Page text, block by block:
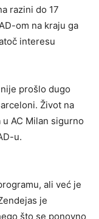
razini do 17
om na kraju ga
interesu
prošlo dugo
Život na
AC Milan sigurno
u.
ali već je
je
što se ponovno